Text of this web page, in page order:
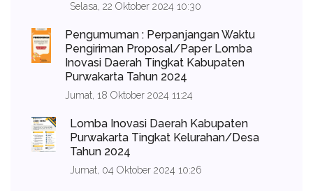
Selasa, 22 Oktober 2024 10:30
Pengumuman : Perpanjangan Waktu
Pengiriman Proposal/Paper Lomba
Inovasi Daerah Tingkat Kabupaten
Purwakarta Tahun 2024
Jumat, 18 Oktober 2024 11:24
Lomba Inovasi Daerah Kabupaten
Purwakarta Tingkat Kelurahan/Desa
Tahun 2024
Jumat, 04 Oktober 2024 10:26